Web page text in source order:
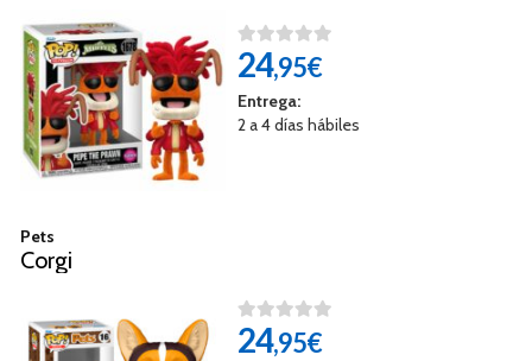
24,95€
Entrega:
2 a 4 días hábiles
Pets
Corgi
24,95€